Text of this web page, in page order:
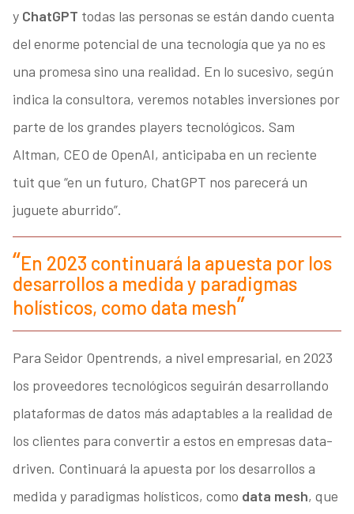
y ChatGPT todas las personas se están dando cuenta
del enorme potencial de una tecnología que ya no es
una promesa sino una realidad. En lo sucesivo, según
indica la consultora, veremos notables inversiones por
parte de los grandes players tecnológicos. Sam
Altman, CEO de OpenAI, anticipaba en un reciente
tuit que “en un futuro, ChatGPT nos parecerá un
juguete aburrido”.
En 2023 continuará la apuesta por los
desarrollos a medida y paradigmas
holísticos, como data mesh
Para Seidor Opentrends, a nivel empresarial, en 2023
los proveedores tecnológicos seguirán desarrollando
plataformas de datos más adaptables a la realidad de
los clientes para convertir a estos en empresas data-
driven. Continuará la apuesta por los desarrollos a
medida y paradigmas holísticos, como data mesh, que